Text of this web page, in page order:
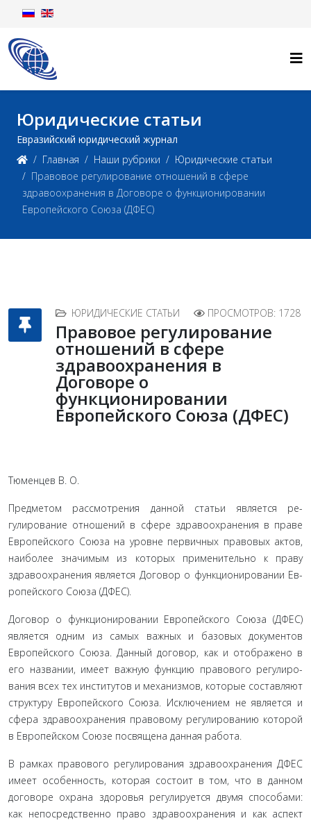
Юридические статьи
Евразийский юридический журнал
Главная
Наши рубрики
Юридические статьи
Правовое регулирование отношений в сфере
здравоохранения в Договоре о функционировании
Европейского Союза (ДФЕС)
ЮРИДИЧЕСКИЕ СТАТЬИ ПРОСМОТРОВ: 1728
Правовое регулирование
отношений в сфере
здравоохранения в
Договоре о
функционировании
Европейского Союза (ДФЕС)
Тюменцев В. О.
Предметом рассмотрения данной статьи является ре­
гулирование отношений в сфере здравоохранения в праве
Европейского Союза на уровне первичных правовых актов,
наиболее значимым из которых применительно к праву
здравоохранения является Договор о функционировании Ев­
ропейского Союза (ДФЕС).
Договор о функционировании Европейского Союза (ДФЕС)
является одним из самых важных и базовых докумен­тов
Европейского Союза. Данный договор, как и отображено в
его названии, имеет важную функцию правового регулиро­
вания всех тех институтов и механизмов, которые составляют
структуру Европейского Союза. Исключением не является и
сфера здравоохранения правовому регулированию которой
в Европейском Союзе посвящена данная работа.
В рамках правового регулирования здравоохранения ДФЕС
имеет особенность, которая состоит в том, что в дан­ном
договоре охрана здоровья регулируется двумя способа­ми:
как непосредственно право здравоохранения и как аспект